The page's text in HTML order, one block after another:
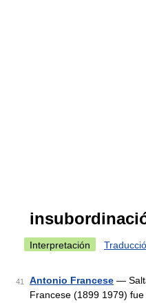
Interpretación
41 Antonio Francese —
Francese (1899 1979)